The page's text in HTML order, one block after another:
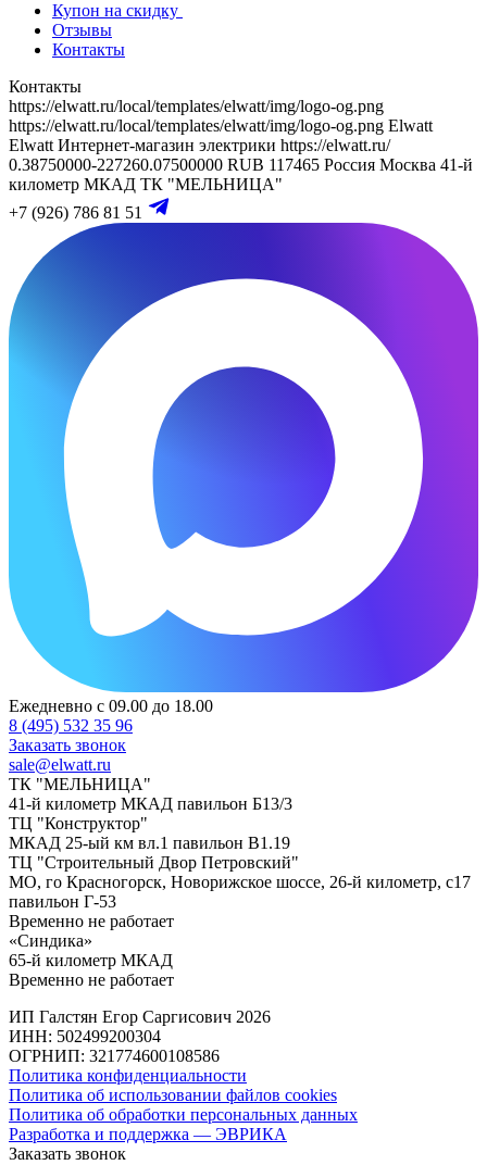
Купон на скидку
Отзывы
Контакты
Контакты
https://elwatt.ru/local/templates/elwatt/img/logo-og.png
https://elwatt.ru/local/templates/elwatt/img/logo-og.png Elwatt
Elwatt Интернет-магазин электрики https://elwatt.ru/
0.38750000-227260.07500000 RUB 117465 Россия Москва 41-й
километр МКАД ТК "МЕЛЬНИЦА"
+7 (926) 786 81 51
Ежедневно с 09.00 до 18.00
8 (495) 532 35 96
Заказать звонок
sale@elwatt.ru
ТК "МЕЛЬНИЦА"
41-й километр МКАД павильон Б13/3
ТЦ "Конструктор"
МКАД 25-ый км вл.1 павильон В1.19
ТЦ "Строительный Двор Петровский"
МО, го Красногорск, Новорижское шоссе, 26-й километр, с17
павильон Г-53
Временно не работает
«Синдика»
65-й километр МКАД
Временно не работает
ИП Галстян Егор Саргисович 2026
ИНН: 502499200304
ОГРНИП: 321774600108586
Политика конфиденциальности
Политика об использовании файлов cookies
Политика об обработки персональных данных
Разработка и поддержка — ЭВРИКА
Заказать звонок